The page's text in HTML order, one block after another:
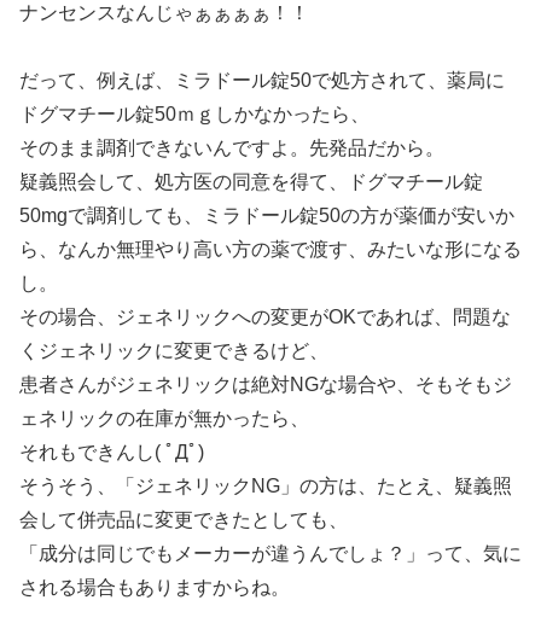
ナンセンスなんじゃぁぁぁぁ！！
だって、例えば、ミラドール錠50で処方されて、薬局に
ドグマチール錠50ｍｇしかなかったら、
そのまま調剤できないんですよ。先発品だから。
疑義照会して、処方医の同意を得て、ドグマチール錠
50mgで調剤しても、ミラドール錠50の方が薬価が安いか
ら、なんか無理やり高い方の薬で渡す、みたいな形になる
し。
その場合、ジェネリックへの変更がOKであれば、問題な
くジェネリックに変更できるけど、
患者さんがジェネリックは絶対NGな場合や、そもそもジ
ェネリックの在庫が無かったら、
それもできんし( ﾟДﾟ)
そうそう、「ジェネリックNG」の方は、たとえ、疑義照
会して併売品に変更できたとしても、
「成分は同じでもメーカーが違うんでしょ？」って、気に
される場合もありますからね。